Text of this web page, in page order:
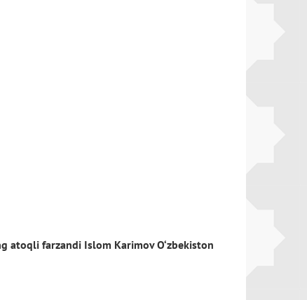
atoqli farzandi Islom Karimov O‘zbekiston